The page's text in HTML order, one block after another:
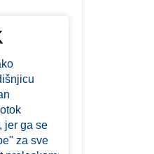
jer ga se
za sve